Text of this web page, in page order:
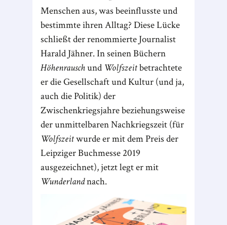
Menschen aus, was beeinflusste und
bestimmte ihren Alltag? Diese Lücke
schließt der renommierte Journalist
Harald Jähner. In seinen Büchern
Höhenrauschund Wolfszeitbetrachtete
er die Gesellschaft und Kultur (und ja,
auch die Politik) der
Zwischenkriegsjahre beziehungsweise
der unmittelbaren Nachkriegszeit (für
Wolfszeitwurde er mit dem Preis der
Leipziger Buchmesse 2019
ausgezeichnet), jetzt legt er mit
Wunderlandnach.